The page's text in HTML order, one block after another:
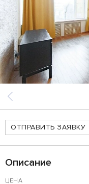
ОТПРАВИТЬ ЗАЯВКУ
Описание
ЦЕНА